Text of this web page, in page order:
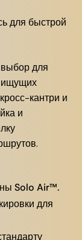
для быстрой
для
ищущих
кантри и
и
Solo Air™.
для